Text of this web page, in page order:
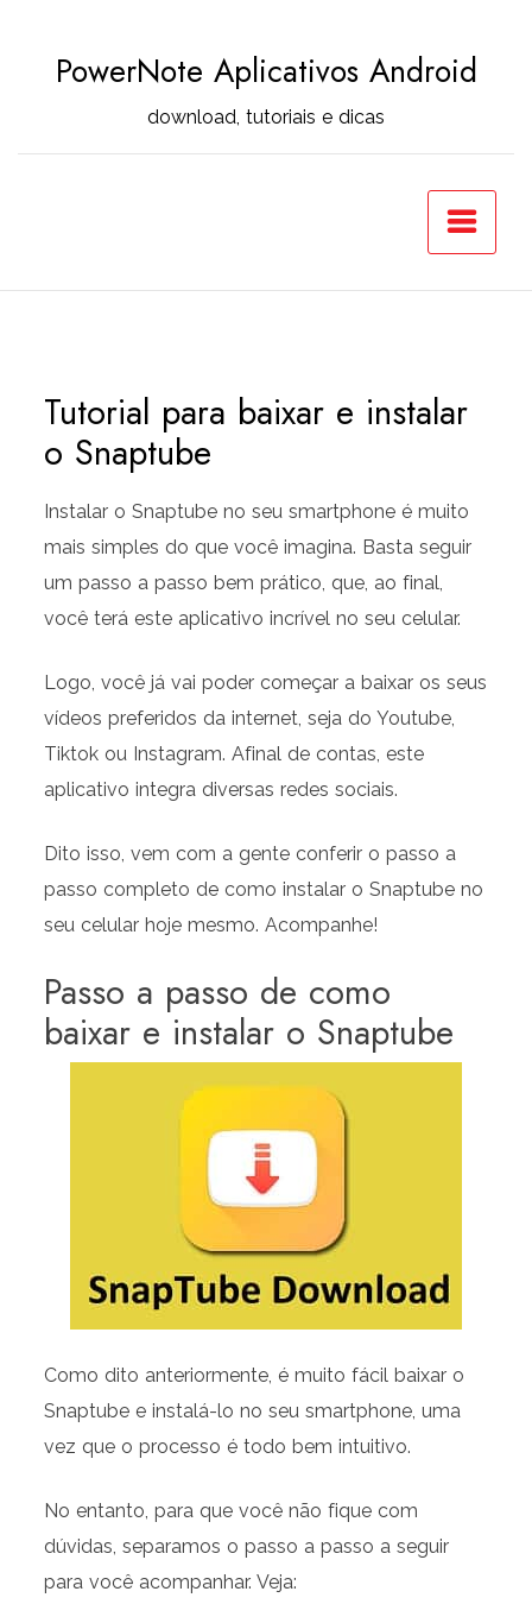
contentPowerNote Aplicativos Android
download, tutoriais e dicas
Tutorial para baixar e instalar
o Snaptube
Instalar o Snaptube no seu smartphone é muito
mais simples do que você imagina. Basta seguir
um passo a passo bem prático, que, ao final,
você terá este aplicativo incrível no seu celular.
Logo, você já vai poder começar a baixar os seus
vídeos preferidos da internet, seja do Youtube,
Tiktok ou Instagram. Afinal de contas, este
aplicativo integra diversas redes sociais.
Dito isso, vem com a gente conferir o passo a
passo completo de como instalar o Snaptube no
seu celular hoje mesmo. Acompanhe!
Passo a passo de como
baixar e instalar o Snaptube
Como dito anteriormente, é muito fácil baixar o
Snaptube e instalá-lo no seu smartphone, uma
vez que o processo é todo bem intuitivo.
No entanto, para que você não fique com
dúvidas, separamos o passo a passo a seguir
para você acompanhar. Veja: